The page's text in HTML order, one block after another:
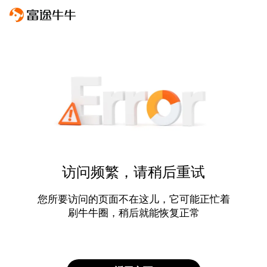
访问频繁，请稍后重试
您所要访问的页面不在这儿，它可能正忙着
刷牛牛圈，稍后就能恢复正常